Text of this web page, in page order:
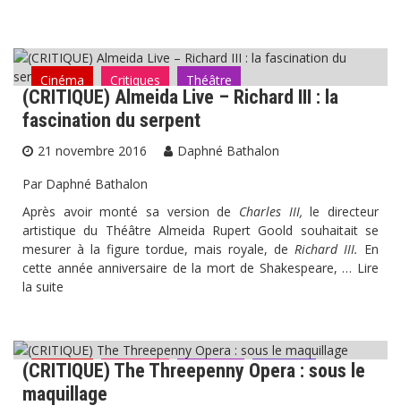
Cinéma Critiques Théâtre
(CRITIQUE) Almeida Live – Richard III : la
fascination du serpent
21 novembre 2016
Daphné Bathalon
Par Daphné Bathalon
Après avoir monté sa version de Charles III, le directeur
artistique du Théâtre Almeida Rupert Goold souhaitait se
mesurer à la figure tordue, mais royale, de Richard III. En
cette année anniversaire de la mort de Shakespeare, … Lire
la suite
Cinéma Critiques Musique Théâtre
(CRITIQUE) The Threepenny Opera : sous le
maquillage